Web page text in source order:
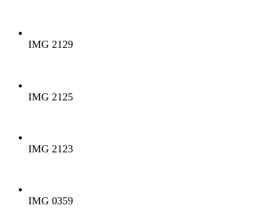
IMG 2129
IMG 2125
IMG 2123
IMG 0359